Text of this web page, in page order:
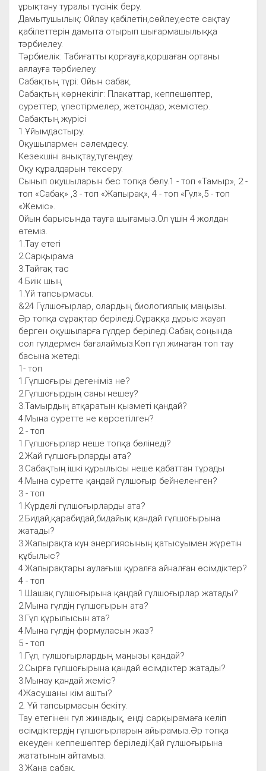
ұрықтану туралы түсінік беру.
Дамытушылық: Ойлау қабілетін,сөйлеу,есте сақтау
қабілеттерін дамыта отырып шығармашылыққа
тәрбиелеу.
Тәрбиелік: Табиғатты қорғауға,қоршаған ортаны
аялауға тәрбиелеу.
Сабақтың түрі: Ойын сабақ.
Сабақтың көрнекіліг: Плакаттар, кеппешөптер,
суреттер, үлестірмелер, жетондар, жемістер.
Сабақтың жүрісі
1.Ұйымдастыру.
Оқушылармен сәлемдесу.
Кезекшіні анықтау,түгендеу.
Оқу құралдарын тексеру.
Сынып оқушыларын бес топқа бөлу.1 - топ «Тамыр», 2 -
топ «Сабақ» ,3 - топ «Жапырақ», 4 - топ «Гүл»,5 - топ
«Жеміс».
Ойын барысында тауға шығамыз.Ол үшін 4 жолдан
өтеміз.
1.Тау етегі
2.Сарқырама
3.Тайғақ тас
4.Биік шың
1.Үй тапсырмасы.
&24 Гүлшоғырлар, олардың биологиялық маңызы.
Әр топқа сұрақтар беріледі.Сұраққа дұрыс жауап
берген оқушыларға гүлдер беріледі.Сабақ соңында
сол гүлдермен бағалаймыз.Көп гүл жинаған топ тау
басына жетеді.
1- топ
1.Гүлшоғыры дегеніміз не?
2.Гүлшоғырдың саны нешеу?
3.Тамырдың атқаратын қызметі қандай?
4.Мына суретте не көрсетілген?
2 - топ
1.Гүлшоғырлар неше топқа бөлінеді?
2.Жай гүлшоғырларды ата?
3.Сабақтың ішкі құрылысы неше қабаттан тұрады
4.Мына суретте қандай гүлшоғыр бейнеленген?
3 - топ
1.Күрделі гүлшоғырларды ата?
2.Бидай,қарабидай,бидайық қандай гүлшоғырына
жатады?
3.Жапырақта күн энергиясының қатысуымен жүретін
құбылыс?
4.Жапырақтары аулағыш құралға айналған өсімдіктер?
4 - топ
1.Шашақ гүлшоғырына қандай гүлшоғырлар жатады?
2.Мына гүлдің гүлшоғырын ата?
3.Гүл құрылысын ата?
4.Мына гүлдің формуласын жаз?
5 - топ
1.Гүл, гүлшоғырлардың маңызы қандай?
2.Сырға гүлшоғырына қандай өсімдіктер жатады?
3.Мынау қандай жеміс?
4Жасушаны кім ашты?
2. Үй тапсырмасын бекіту.
Тау етегінен гүл жинадық, енді сарқырамаға келіп
өсімдіктердің гүлшоғырларын айырамыз.Әр топқа
екеуден кеппешөптер беріледі.Қай гүлшоғырына
жататынын айтамыз.
3.Жаңа сабақ.